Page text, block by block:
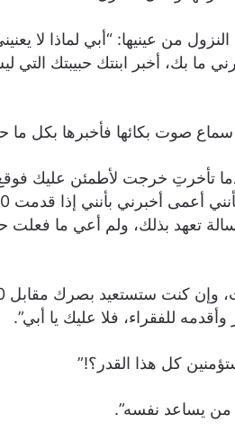
من عينيها: “أبي لماذا لا
ما بك، أخبر ابنتك حبيبتك التي
صوت بكائها فأخبرها بكل ما
تأخرتِ خرجت لأطمئن عليك
تعهد بذلك، ولم أعي ما فعلت
للفقراء، فلا عليك يا أبي”.
كل هذا القدر؟!”
من يساعد نفسه”.